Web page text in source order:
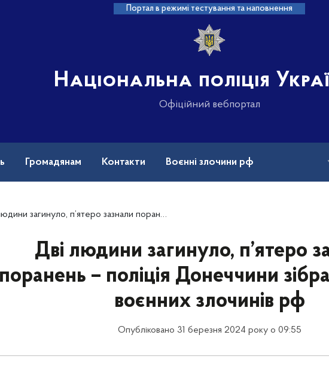
Портал в режимі тестування та наповнення
Національна поліція
Офіційний вебпортал
Громадянам Контакти Воєнні злочини рф
п’ятеро зазнали поранень – поліція Донеччини зібрала докази воєнних злочинів рф
Дві людини загинуло, п’ятеро
поранень – поліція Донеччини
воєнних злочинів рф
Опубліковано 31 березня 2024 року о 09:55